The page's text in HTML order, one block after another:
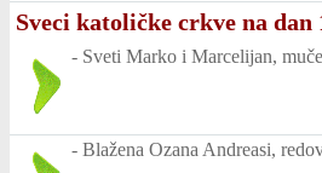
Sveci katoličke crkve na
- Sveti Marko i Marcelijan,
- Blažena Ozana Andreasi,